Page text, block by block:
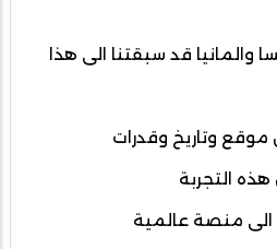
والمانيا قد سبقتنا الى هذا
وتاريخ وقدرات
التجربة
الى منصة عالمية